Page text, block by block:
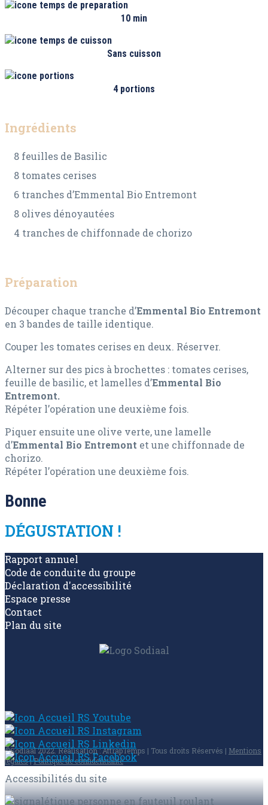
10 min
Sans cuisson
4 portions
Ingrédients
8 feuilles de Basilic
8 tomates cerises
6 tranches d’Emmental Bio Entremont
8 olives dénoyautées
4 tranches de chiffonnade de chorizo
Préparation
Découper chaque tranche d’Emmental Bio Entremont
en 3 bandes de taille identique.
Couper les tomates cerises en deux. Réserver.
Alterner sur des pics à brochettes : tomates cerises,
feuille de basilic, et lamelles d’Emmental Bio
Entremont.
Répéter l’opération une deuxième fois.
Piquer ensuite une olive verte, une lamelle
d’Emmental Bio Entremont et une chiffonnade de
chorizo.
Répéter l’opération une deuxième fois.
Bonne
DÉGUSTATION !
Rapport annuel
Code de conduite du groupe
Déclaration d'accessibilité
Espace presse
Contact
Plan du site
©Sodiaal 2022. Réalisation : AttrapTemps | Tous droits Réservés | Mentions
légales|Politique de confidentialité
Accessibilités du site